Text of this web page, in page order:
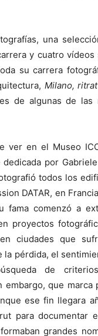
una
y cuatro
su carrera
Milano,
de algunas de las
ver en el Museo
por
todos los
DATAR, en
fama comenzó a
proyectos
ciudades que
la pérdida, el
de
embargo, que
ese fin llegara
para documentar
grandes